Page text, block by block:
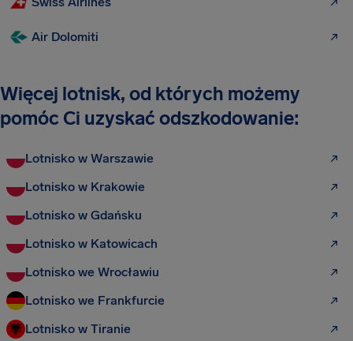
Air Dolomiti
Więcej lotnisk, od których możemy
pomóc Ci uzyskać odszkodowanie:
Lotnisko w Warszawie
Lotnisko w Krakowie
Lotnisko w Gdańsku
Lotnisko w Katowicach
Lotnisko we Wrocławiu
Lotnisko we Frankfurcie
Lotnisko w Tiranie